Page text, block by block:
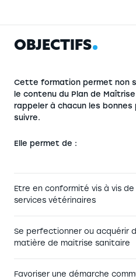
OBJECTIFS
Cette formation permet non
le contenu du Plan de
rappeler à chacun les bonnes
suivre.
Elle permet de :
Etre en conformité vis à vis
services vétérinaires
Se perfectionner ou acquérir
matière de maitrise sanitaire
Favoriser une démarche